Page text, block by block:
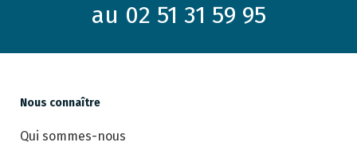
au 02 51 31 59 95
Nous connaître
Qui sommes-nous